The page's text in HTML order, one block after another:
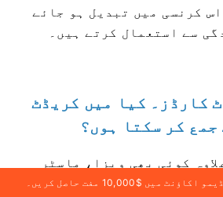
کرنسی میں تبدیل ہو جائے
سے استعمال کرتے ہیں۔
کارڈز۔ کیا میں کریڈٹ
کر سکتا ہوں؟
کوئی بھی ویزا، ماسٹر
کارڈ، یا Maestro (صرف CVV کے ساتھ) ڈیبٹ یا